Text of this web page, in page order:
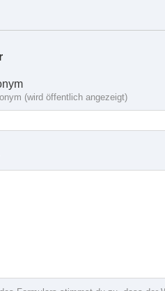
(wird öffentlich angezeigt)